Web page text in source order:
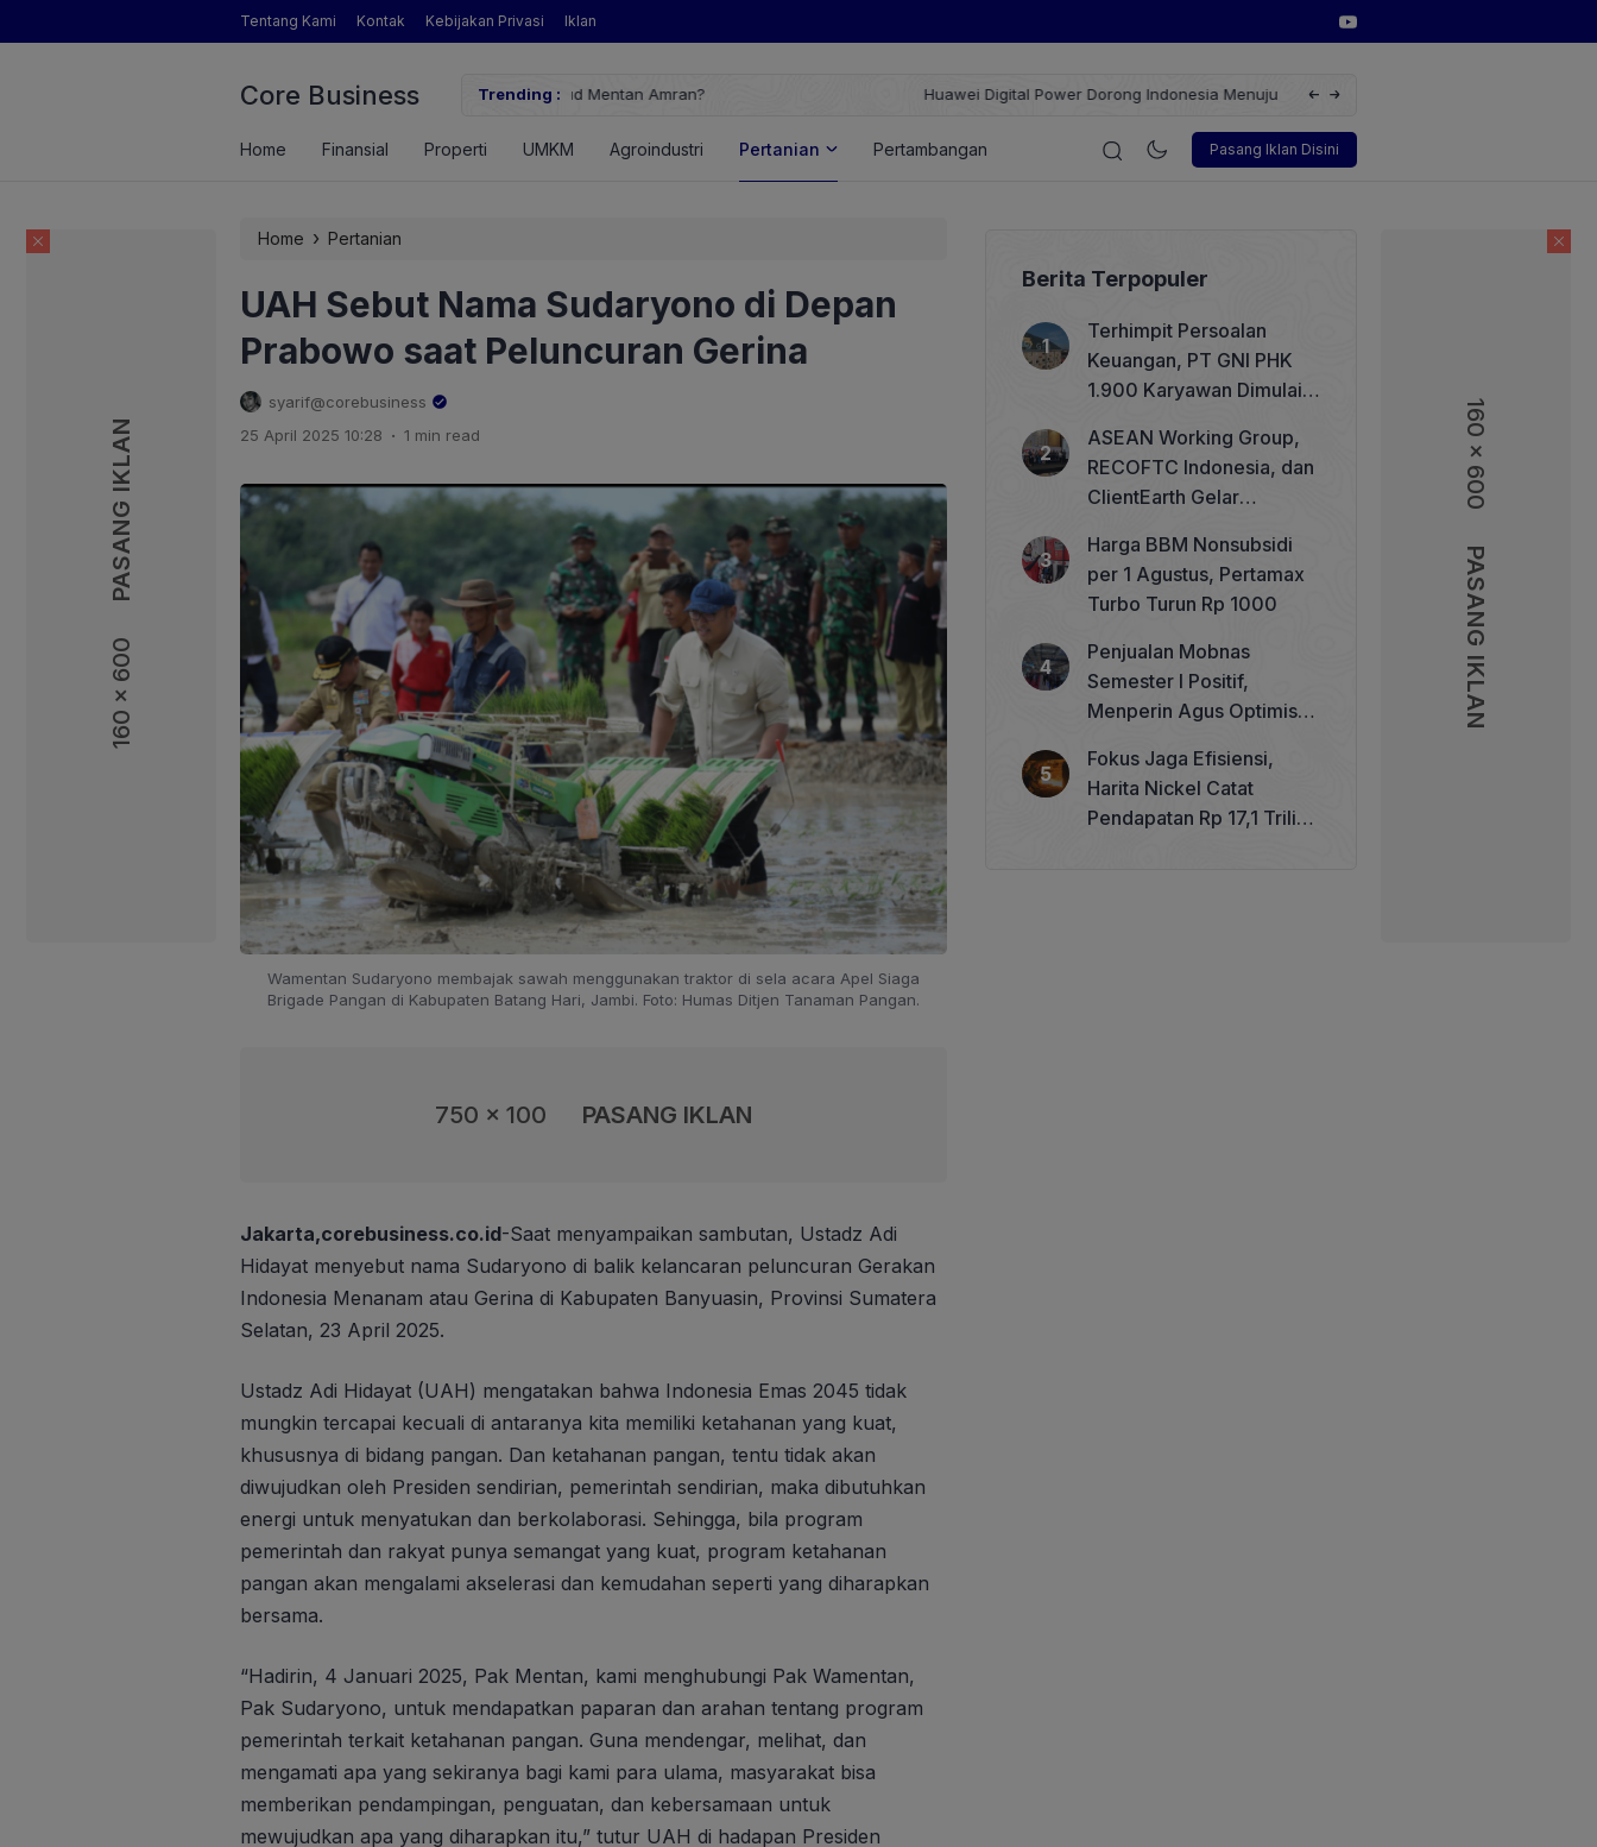
160 x 600
PASANG IKLAN 160 x 600
PASANG IKLAN
Tentang Kami Kontak Kebijakan Privasi Iklan
Core Business Trending :
Pertanian yang Dimaksud Mentan Amran?
Huawei Digital Power Dorong Indonesia Menuju Revolusi Energi Terbarukan dengan Solusi
Wakil Direktur Utama PT Pelindo,
Pasang Iklan Disini
Home Finansial Properti UMKM Agroindustri Pertanian Pertambangan Korporasi Teknologi Otomotif
160 x 600
PASANG IKLAN
Home › Pertanian
UAH Sebut Nama Sudaryono di Depan
Prabowo saat Peluncuran Gerina
syarif@corebusiness
25 April 2025 10:28 . 1 min read
Wamentan Sudaryono membajak sawah menggunakan traktor di sela acara Apel Siaga
Brigade Pangan di Kabupaten Batang Hari, Jambi. Foto: Humas Ditjen Tanaman Pangan.
750 x 100 PASANG IKLAN
Jakarta,corebusiness.co.id-Saat menyampaikan sambutan, Ustadz Adi
Hidayat menyebut nama Sudaryono di balik kelancaran peluncuran Gerakan
Indonesia Menanam atau Gerina di Kabupaten Banyuasin, Provinsi Sumatera
Selatan, 23 April 2025.
Ustadz Adi Hidayat (UAH) mengatakan bahwa Indonesia Emas 2045 tidak
mungkin tercapai kecuali di antaranya kita memiliki ketahanan yang kuat,
khususnya di bidang pangan. Dan ketahanan pangan, tentu tidak akan
diwujudkan oleh Presiden sendirian, pemerintah sendirian, maka dibutuhkan
energi untuk menyatukan dan berkolaborasi. Sehingga, bila program
pemerintah dan rakyat punya semangat yang kuat, program ketahanan
pangan akan mengalami akselerasi dan kemudahan seperti yang diharapkan
bersama.
“Hadirin, 4 Januari 2025, Pak Mentan, kami menghubungi Pak Wamentan,
Pak Sudaryono, untuk mendapatkan paparan dan arahan tentang program
pemerintah terkait ketahanan pangan. Guna mendengar, melihat, dan
mengamati apa yang sekiranya bagi kami para ulama, masyarakat bisa
memberikan pendampingan, penguatan, dan kebersamaan untuk
mewujudkan apa yang diharapkan itu,” tutur UAH di hadapan Presiden
Berita Terpopuler
Terhimpit Persoalan
Keuangan, PT GNI PHK
1.900 Karyawan Dimulai 5
ASEAN Working Group,
RECOFTC Indonesia, dan
ClientEarth Gelar
Memperkuat Tata Kelola
Perhutanan Sosial
Harga BBM Nonsubsidi
per 1 Agustus, Pertamax
Turbo Turun Rp 1000
Penjualan Mobnas
Semester I Positif,
Menperin Agus Optimistis
Fokus Jaga Efisiensi,
Harita Nickel Catat
Pendapatan Rp 17,1 Triliun